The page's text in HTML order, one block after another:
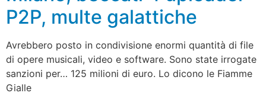
P2P, multe galattiche
Avrebbero posto in condivisione enormi quantità di file
di opere musicali, video e software. Sono state irrogate
sanzioni per… 125 milioni di euro. Lo dicono le Fiamme
Gialle